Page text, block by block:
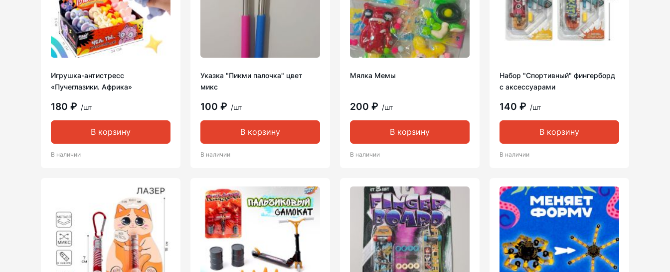
Игрушка-антистресс
«Пучеглазики. Африка»
180 ₽ /шт
В корзину
В наличии
Указка "Пикми палочка" цвет
микс
100 ₽ /шт
В корзину
В наличии
Мялка Мемы
200 ₽ /шт
В корзину
В наличии
Набор "Спортивный" фингерборд
с аксессуарами
140 ₽ /шт
В корзину
В наличии